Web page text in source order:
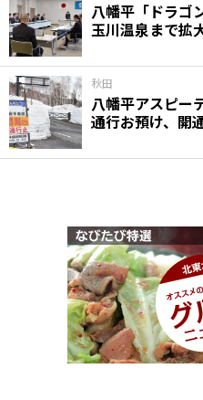
八幡平「ドラゴ
玉川温泉まで拡
秋田
八幡平アスピ
通行お預け、開